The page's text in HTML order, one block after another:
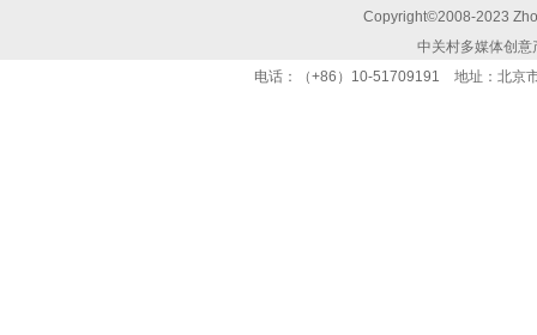
Copyright©2008-2023
中关村多媒体创
电话：（+86）10-51709191 地址：北京